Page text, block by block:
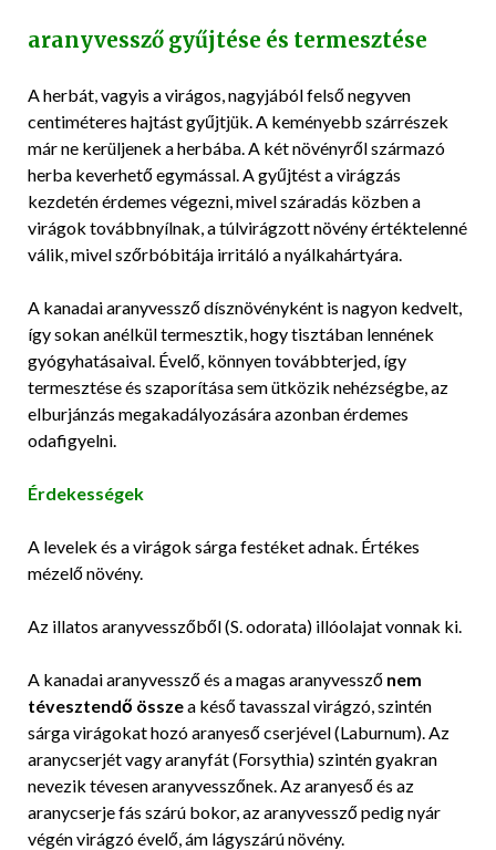
aranyvessző gyűjtése és termesztése
A herbát, vagyis a virágos, nagyjából felső negyven
centiméteres hajtást gyűjtjük. A keményebb szárrészek
már ne kerüljenek a herbába. A két növényről származó
herba keverhető egymással. A gyűjtést a virágzás
kezdetén érdemes végezni, mivel száradás közben a
virágok továbbnyílnak, a túlvirágzott növény értéktelenné
válik, mivel szőrbóbitája irritáló a nyálkahártyára.
A kanadai aranyvessző dísznövényként is nagyon kedvelt,
így sokan anélkül termesztik, hogy tisztában lennének
gyógyhatásaival. Évelő, könnyen továbbterjed, így
termesztése és szaporítása sem ütközik nehézségbe, az
elburjánzás megakadályozására azonban érdemes
odafigyelni.
Érdekességek
A levelek és a virágok sárga festéket adnak. Értékes
mézelő növény.
Az illatos aranyvesszőből (S. odorata) illóolajat vonnak ki.
A kanadai aranyvessző és a magas aranyvessző nem
tévesztendő összea késő tavasszal virágzó, szintén
sárga virágokat hozó aranyeső cserjével (Laburnum). Az
aranycserjét vagy aranyfát (Forsythia) szintén gyakran
nevezik tévesen aranyvesszőnek. Az aranyeső és az
aranycserje fás szárú bokor, az aranyvessző pedig nyár
végén virágzó évelő, ám lágyszárú növény.